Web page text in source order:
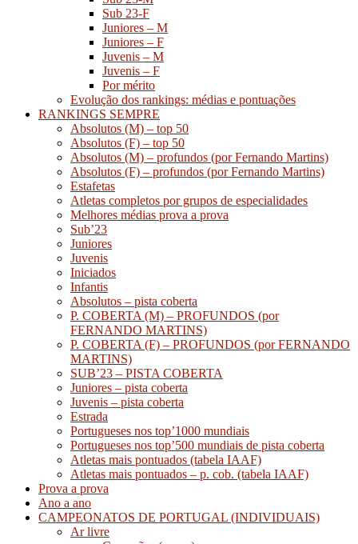
Sub 23-F
Juniores – M
Juniores – F
Juvenis – M
Juvenis – F
Por mérito
Evolução dos rankings: médias e pontuações
RANKINGS SEMPRE
Absolutos (M) – top 50
Absolutos (F) – top 50
Absolutos (M) – profundos (por Fernando Martins)
Absolutos (F) – profundos (por Fernando Martins)
Estafetas
Atletas completos por grupos de especialidades
Melhores médias prova a prova
Sub’23
Juniores
Juvenis
Iniciados
Infantis
Absolutos – pista coberta
P. COBERTA (M) – PROFUNDOS (por
FERNANDO MARTINS)
P. COBERTA (F) – PROFUNDOS (por FERNANDO
MARTINS)
SUB’23 – PISTA COBERTA
Juniores – pista coberta
Juvenis – pista coberta
Estrada
Portugueses nos top’1000 mundiais
Portugueses nos top’500 mundiais de pista coberta
Atletas mais pontuados (tabela IAAF)
Atletas mais pontuados – p. cob. (tabela IAAF)
Prova a prova
Ano a ano
CAMPEONATOS DE PORTUGAL (INDIVIDUAIS)
Ar livre